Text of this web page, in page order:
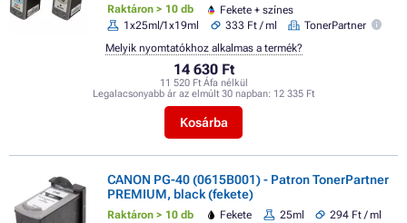
Raktáron > 10 db
Fekete + színes
1x25ml/1x19ml
333 Ft / ml TonerPartner
14 630 Ft
11 520 Ft Áfa nélkül
Legalacsonyabb ár az elmúlt 30 napban: 12 335 Ft
Kosárba
Melyik nyomtatókhoz alkalmas a termék?
CANON PG-40 (0615B001) - Patron TonerPartner
PREMIUM, black (fekete)
Raktáron > 10 db Fekete 25ml
294 Ft / ml